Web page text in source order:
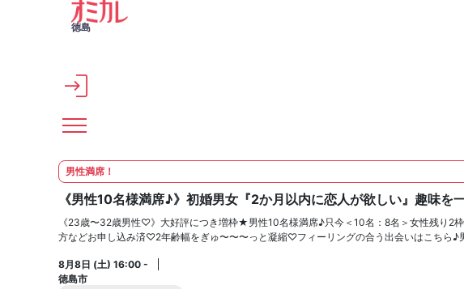
メインコンテンツへスキップ
徳島
男性満席！
《男性10名様満席♪》初婚男女『2か月以内に恋人が欲しい』趣味を
《23歳〜32歳男性♡》大好評につき増枠★男性10名様満席♪只今＜10名：8名＞女性残り
方などお申し込み済♡2年齢幅をぎゅ〜〜〜っと凝縮♡フィーリングの合う出会いはこちら♪
8月8日 (土) 16:00 -
徳島市